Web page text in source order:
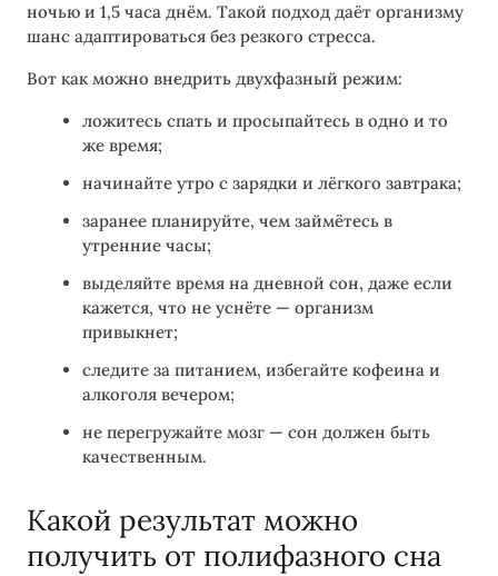
ночью и 1,5 часа днём. Такой подход даёт организму
шанс адаптироваться без резкого стресса.
Вот как можно внедрить двухфазный режим:
ложитесь спать и просыпайтесь в одно и то
же время;
начинайте утро с зарядки и лёгкого завтрака;
заранее планируйте, чем займётесь в
утренние часы;
выделяйте время на дневной сон, даже если
кажется, что не уснёте — организм
привыкнет;
следите за питанием, избегайте кофеина и
алкоголя вечером;
не перегружайте мозг — сон должен быть
качественным.
Какой результат можно
получить от полифазного сна